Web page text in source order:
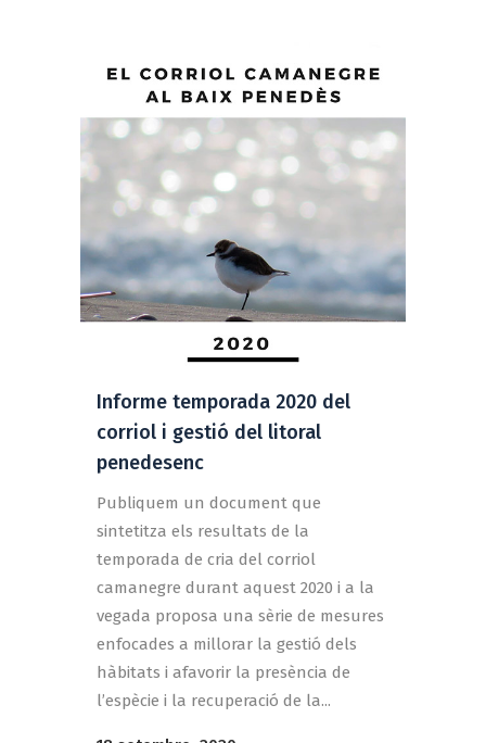
Informe temporada 2020 del
corriol i gestió del litoral
penedesenc
Publiquem un document que
sintetitza els resultats de la
temporada de cria del corriol
camanegre durant aquest 2020 i a la
vegada proposa una sèrie de mesures
enfocades a millorar la gestió dels
hàbitats i afavorir la presència de
l’espècie i la recuperació de la...